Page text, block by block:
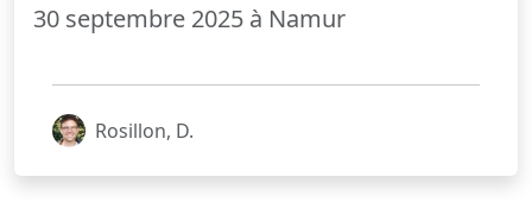
30 septembre 2025 à Namur
Rosillon, D.